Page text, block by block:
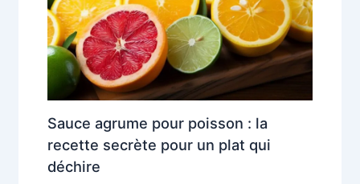
Sauce agrume pour poisson : la
recette secrète pour un plat qui
déchire